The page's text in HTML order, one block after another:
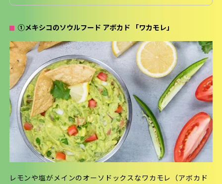
①メキシコのソウルフード アボカド 「ワカモレ」
レモンや塩がメインのオーソドックスなワカモレ（アボカド